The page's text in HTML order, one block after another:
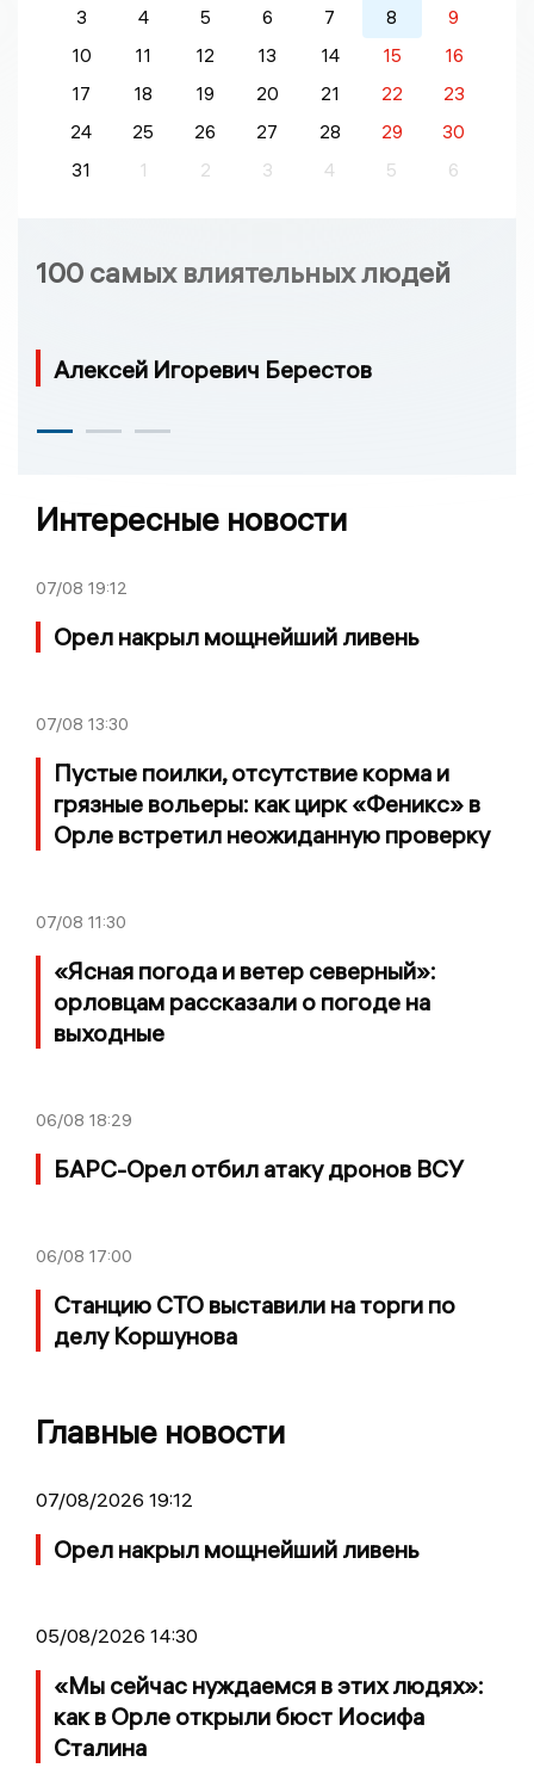
3
4 5 6 7 8
9
10
11 12 13 14 15
16
17
18 19 20 21 22
23
24
25 26 27 28 29
30
31
1 2 3 4 5 6
100 самых влиятельных людей
Алексей Игоревич Берестов
Интересные новости
07/08 19:12
Орел накрыл мощнейший ливень
07/08 13:30
Пустые поилки, отсутствие корма и
грязные вольеры: как цирк «Феникс» в
Орле встретил неожиданную проверку
07/08 11:30
«Ясная погода и ветер северный»:
орловцам рассказали о погоде на
выходные
06/08 18:29
БАРС-Орел отбил атаку дронов ВСУ
06/08 17:00
Станцию СТО выставили на торги по
делу Коршунова
Главные новости
07/08/2026 19:12
Орел накрыл мощнейший ливень
05/08/2026 14:30
«Мы сейчас нуждаемся в этих людях»:
как в Орле открыли бюст Иосифа
Сталина